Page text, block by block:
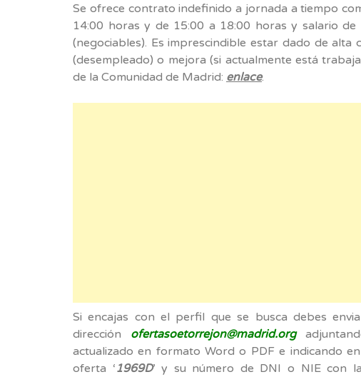
Se ofrece contrato indefinido a jornada a tiempo
14:00 horas y de 15:00 a 18:00 horas y salario
(negociables). Es imprescindible estar dado de alta
(desempleado) o mejora (si actualmente está
de la Comunidad de Madrid: enlace.
Si encajas con el perfil que se busca debes
dirección ofertasoetorrejon@madrid.org
actualizado en formato Word o PDF e indicando
oferta ‘1969D’ y su número de DNI o NIE con